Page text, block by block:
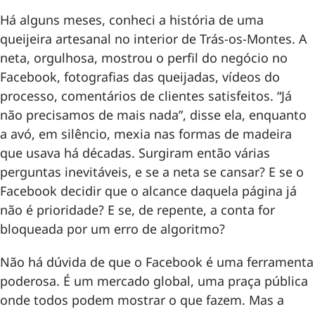
Há alguns meses, conheci a história de uma
queijeira artesanal no interior de Trás-os-Montes. A
neta, orgulhosa, mostrou o perfil do negócio no
Facebook, fotografias das queijadas, vídeos do
processo, comentários de clientes satisfeitos. “Já
não precisamos de mais nada”, disse ela, enquanto
a avó, em silêncio, mexia nas formas de madeira
que usava há décadas. Surgiram então várias
perguntas inevitáveis, e se a neta se cansar? E se o
Facebook decidir que o alcance daquela página já
não é prioridade? E se, de repente, a conta for
bloqueada por um erro de algoritmo?
Não há dúvida de que o Facebook é uma ferramenta
poderosa. É um mercado global, uma praça pública
onde todos podem mostrar o que fazem. Mas a